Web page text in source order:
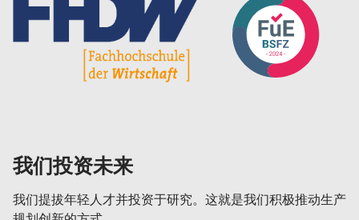
我们投资未来
我们提拔年轻人才并投资于研究。这就是我们积极推动生产